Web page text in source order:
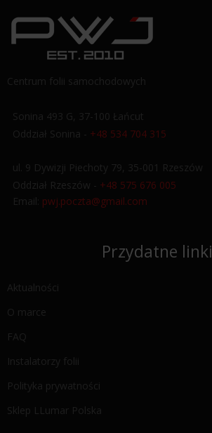
Centrum folii samochodowych
Sonina 493 G, 37-100 Łańcut
Oddział Sonina - +48 534 704 315
ul. 9 Dywizji Piechoty 79, 35-001 Rzeszów
Oddział Rzeszów - +48 575 676 005
Email: pwj.poczta@gmail.com
Przydatne linki
Aktualności
O marce
FAQ
Instalatorzy folii
Polityka prywatności
Sklep LLumar Polska